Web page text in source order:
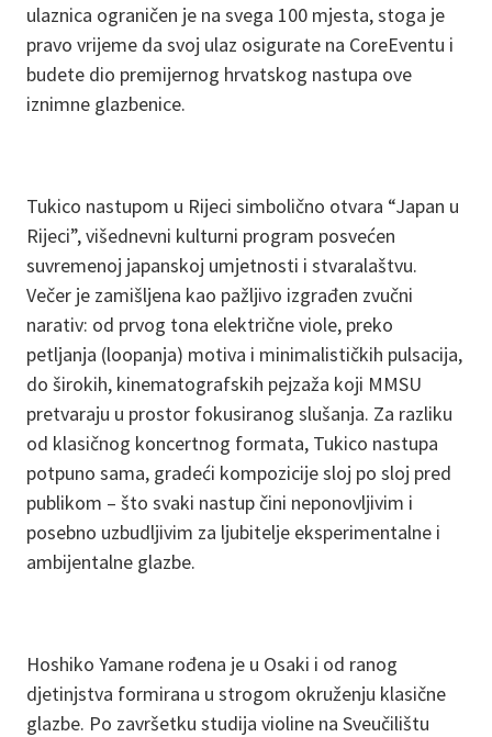
ulaznica ograničen je na svega 100 mjesta, stoga je
pravo vrijeme da svoj ulaz osigurate na CoreEventu i
budete dio premijernog hrvatskog nastupa ove
iznimne glazbenice.
Tukico nastupom u Rijeci simbolično otvara “Japan u
Rijeci”, višednevni kulturni program posvećen
suvremenoj japanskoj umjetnosti i stvaralaštvu.
Večer je zamišljena kao pažljivo izgrađen zvučni
narativ: od prvog tona električne viole, preko
petljanja (loopanja) motiva i minimalističkih pulsacija,
do širokih, kinematografskih pejzaža koji MMSU
pretvaraju u prostor fokusiranog slušanja. Za razliku
od klasičnog koncertnog formata, Tukico nastupa
potpuno sama, gradeći kompozicije sloj po sloj pred
publikom – što svaki nastup čini neponovljivim i
posebno uzbudljivim za ljubitelje eksperimentalne i
ambijentalne glazbe.
Hoshiko Yamane rođena je u Osaki i od ranog
djetinjstva formirana u strogom okruženju klasične
glazbe. Po završetku studija violine na Sveučilištu